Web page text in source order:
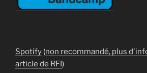
Spotify (non recommandé, plus
article de RFI)